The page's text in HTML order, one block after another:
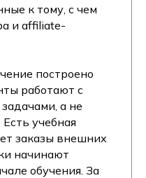
к тому, с чем
и affiliate-
построено
работают с
а не
учебная
заказы внешних
начинают
обучения. За